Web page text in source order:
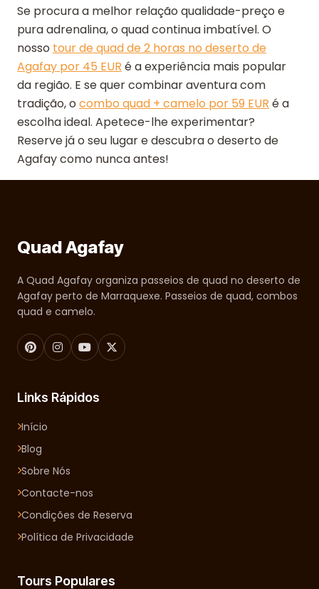
Se procura a melhor relação qualidade-preço e
pura adrenalina, o quad continua imbatível. O
nosso tour de quad de 2 horas no deserto de
Agafay por 45 EUR é a experiência mais popular
da região. E se quer combinar aventura com
tradição, o combo quad + camelo por 59 EUR é a
escolha ideal. Apetece-lhe experimentar?
Reserve já o seu lugar e descubra o deserto de
Agafay como nunca antes!
Quad Agafay
A Quad Agafay organiza passeios de quad no deserto de
Agafay perto de Marraquexe. Passeios de quad, combos
quad e camelo.
Links Rápidos
Início
Blog
Sobre Nós
Contacte-nos
Condições de Reserva
Política de Privacidade
Tours Populares